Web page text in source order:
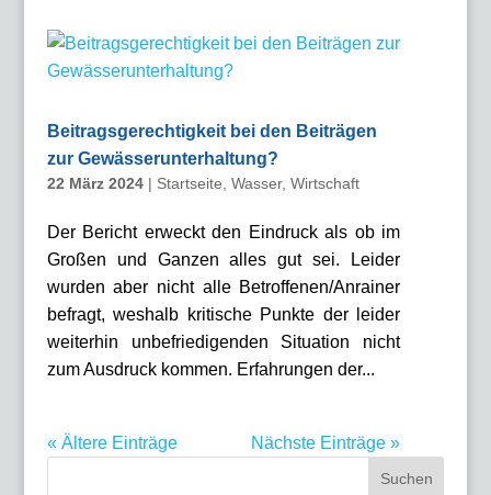
Beitragsgerechtigkeit bei den Beiträgen
zur Gewässerunterhaltung?
22 März 2024| Startseite Wasser, Wirtschaft
Der Bericht erweckt den Eindruck als ob im
Großen und Ganzen alles gut sei. Leider
wurden aber nicht alle Betroffenen/Anrainer
befragt, weshalb kritische Punkte der leider
weiterhin unbefriedigenden Situation nicht
zum Ausdruck kommen. Erfahrungen der...
« Ältere Einträge Nächste Einträge »